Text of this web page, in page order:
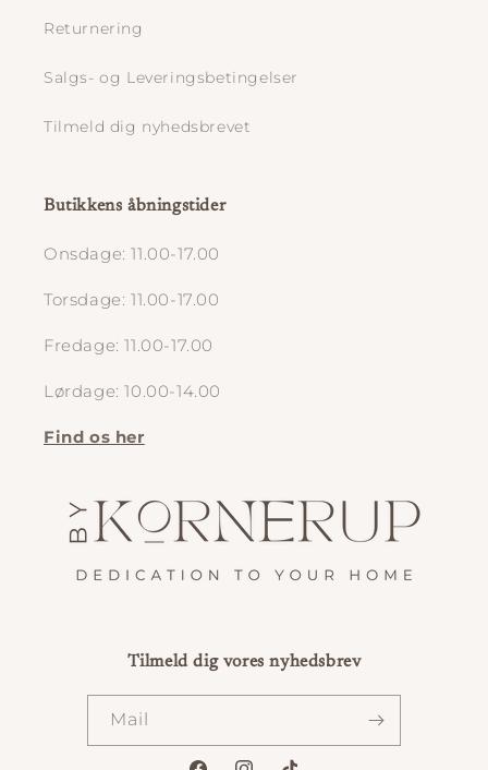
Returnering
Salgs- og Leveringsbetingelser
Tilmeld dig nyhedsbrevet
Butikkens åbningstider
Onsdage: 11.00-17.00
Torsdage: 11.00-17.00
Fredage: 11.00-17.00
Lørdage: 10.00-14.00
Find os her
Tilmeld dig vores nyhedsbrev
Mail